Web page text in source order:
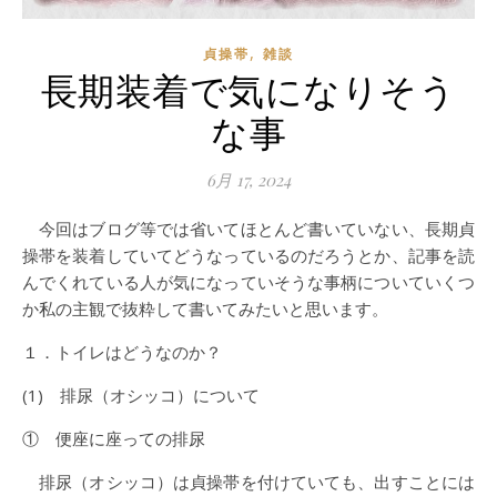
貞操帯, 雑談
長期装着で気になりそう
な事
6月 17, 2024
今回はブログ等では省いてほとんど書いていない、長期貞
操帯を装着していてどうなっているのだろうとか、記事を読
んでくれている人が気になっていそうな事柄についていくつ
か私の主観で抜粋して書いてみたいと思います。
１．トイレはどうなのか？
(1) 排尿（オシッコ）について
① 便座に座っての排尿
排尿（オシッコ）は貞操帯を付けていても、出すことには